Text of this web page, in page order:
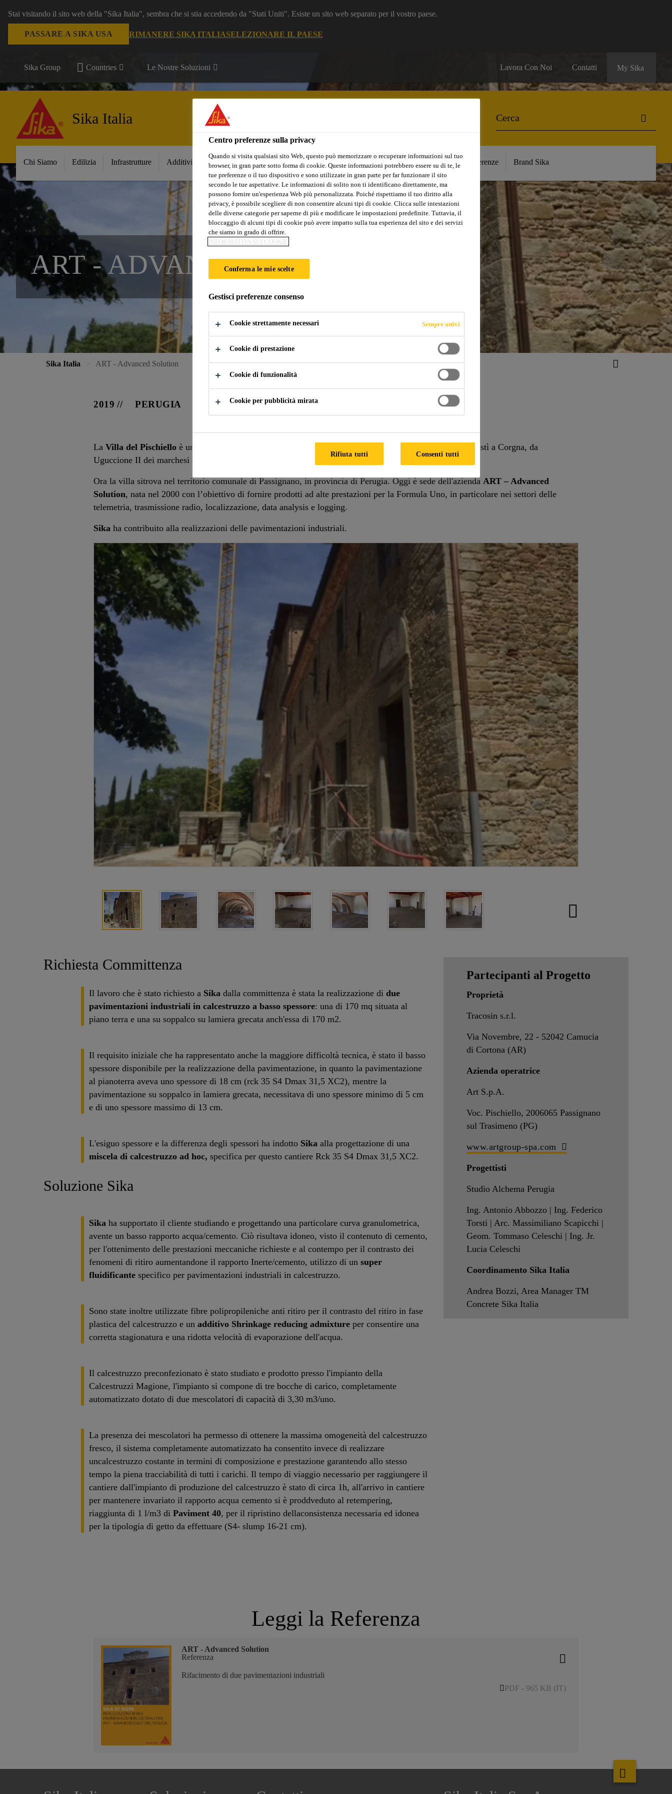
Stai visitando il sito web della "Sika Italia", sembra che si stia accedendo da "Stati Uniti". Esiste un sito web separato per il vostro paese.
PASSARE A SIKA USA RIMANERE SIKA ITALIASELEZIONARE IL PAESE
Sika Group Countries Le Nostre Soluzioni Lavora Con Noi Contatti My Sika
Sika Italia
Chi Siamo Edilizia Infrastrutture Additivi per Cemento e Calcestruzzo Piccole Ristrutturazioni Industria Marine Referenze Brand Sika
ART - ADVANCED SOLUTION
Sika Italia ART - Advanced Solution
2019 PERUGIA
La Villa del Pischiello è un edificio del
voluto come residenza estiva, in sostituzione della vicina Bastì a Corgna, da
Uguccione II dei marchesi di Sorbello.
Ora la villa sitrova nel territorio comunale di Passignano, in provincia di Perugia. Oggi è sede dell'azienda ART – Advanced
Solution, nata nel 2000 con l’obiettivo di fornire prodotti ad alte prestazioni per la Formula Uno, in particolare nei settori delle
telemetria, trasmissione radio, localizzazione, data analysis e logging.
Sika ha contribuito alla realizzazioni delle pavimentazioni industriali.
Richiesta Committenza
Il lavoro che è stato richiesto a Sika dalla committenza è stata la realizzazione di due
pavimentazioni industriali in calcestruzzo a basso spessore: una di 170 mq situata al
piano terra e una su soppalco su lamiera grecata anch'essa di 170 m2.
Il requisito iniziale che ha rappresentato anche la maggiore difficoltà tecnica, è stato il basso
spessore disponibile per la realizzazione della pavimentazione, in quanto la pavimentazione
al pianoterra aveva uno spessore di 18 cm (rck 35 S4 Dmax 31,5 XC2), mentre la
pavimentazione su soppalco in lamiera grecata, necessitava di uno spessore minimo di 5 cm
e di uno spessore massimo di 13 cm.
L'esiguo spessore e la differenza degli spessori ha indotto Sika alla progettazione di una
miscela di calcestruzzo ad hoc, specifica per questo cantiere Rck 35 S4 Dmax 31,5 XC2.
Soluzione Sika
Sika ha supportato il cliente studiando e progettando una particolare curva granulometrica,
avente un basso rapporto acqua/cemento. Ciò risultava idoneo, visto il contenuto di cemento,
per l'ottenimento delle prestazioni meccaniche richieste e al contempo per il contrasto dei
fenomeni di ritiro aumentandone il rapporto Inerte/cemento, utilizzo di un super
fluidificante specifico per pavimentazioni industriali in calcestruzzo.
Sono state inoltre utilizzate fibre polipropileniche anti ritiro per il contrasto del ritiro in fase
plastica del calcestruzzo e un additivo Shrinkage reducing admixture per consentire una
corretta stagionatura e una ridotta velocità di evaporazione dell'acqua.
Il calcestruzzo preconfezionato è stato studiato e prodotto presso l'impianto della
Calcestruzzi Magione, l'impianto si compone di tre bocche di carico, completamente
automatizzato dotato di due mescolatori di capacità di 3,30 m3/uno.
La presenza dei mescolatori ha permesso di ottenere la massima omogeneità del calcestruzzo
fresco, il sistema completamente automatizzato ha consentito invece di realizzare
uncalcestruzzo costante in termini di composizione e prestazione garantendo allo stesso
tempo la piena tracciabilità di tutti i carichi. Il tempo di viaggio necessario per raggiungere il
cantiere dall'impianto di produzione del calcestruzzo è stato di circa 1h, all'arrivo in cantiere
per mantenere invariato il rapporto acqua cemento si è proddveduto al retempering,
riaggiunta di 1 l/m3 di Paviment 40, per il ripristino dellaconsistenza necessaria ed idonea
per la tipologia di getto da effettuare (S4- slump 16-21 cm).
Partecipanti al Progetto
Proprietà
Tracosin s.r.l.
Via Novembre, 22 - 52042 Camucia
di Cortona (AR)
Azienda operatrice
Art S.p.A.
Voc. Pischiello, 2006065 Passignano
sul Trasimeno (PG)
www.artgroup-spa.com
Progettisti
Studio Alchema Perugia
Ing. Antonio Abbozzo | Ing. Federico
Torsti | Arc. Massimiliano Scapicchi |
Geom. Tommaso Celeschi | Ing. Jr.
Lucia Celeschi
Coordinamento Sika Italia
Andrea Bozzi, Area Manager TM
Concrete Sika Italia
Leggi la Referenza
ART - Advanced Solution
Referenza
Rifacimento di due pavimentazioni industriali
PDF - 965 KB (IT)
Centro preferenze sulla privacy
Quando si visita qualsiasi sito Web, questo può memorizzare o recuperare informazioni sul tuo
browser, in gran parte sotto forma di cookie. Queste informazioni potrebbero essere su di te, le
tue preferenze o il tuo dispositivo e sono utilizzate in gran parte per far funzionare il sito
secondo le tue aspettative. Le informazioni di solito non ti identificano direttamente, ma
possono fornire un'esperienza Web più personalizzata. Poiché rispettiamo il tuo diritto alla
privacy, è possibile scegliere di non consentire alcuni tipi di cookie. Clicca sulle intestazioni
delle diverse categorie per saperne di più e modificare le impostazioni predefinite. Tuttavia, il
bloccaggio di alcuni tipi di cookie può avere impatto sulla tua esperienza del sito e dei servizi
che siamo in grado di offrire.
INFORMATIVA SUI COOKIE
Conferma le mie scelte
Gestisci preferenze consenso
Cookie strettamente necessari Sempre attivi
Cookie di prestazione
Cookie di funzionalità
Cookie per pubblicità mirata
Rifiuta tutti Consenti tutti